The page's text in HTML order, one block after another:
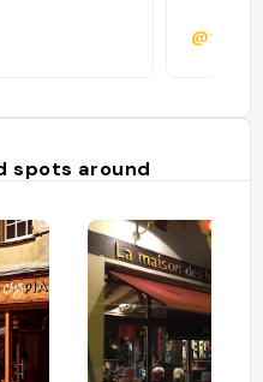
spots around